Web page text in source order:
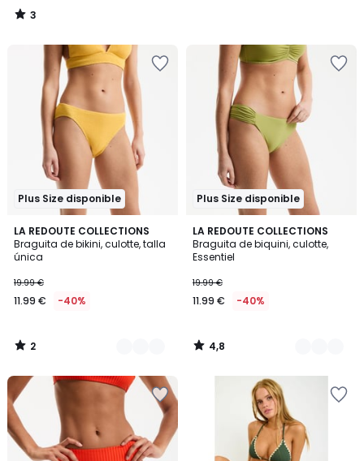
3
/
Plus Size disponible
LA REDOUTE COLLECTIONS
Braguita de bikini, culotte, talla
única
19.99 €
11.99 € -40%
2
/
5
3
Colores
2
/
Plus Size disponible
LA REDOUTE COLLECTIONS
Braguita de biquini, culotte,
Essentiel
19.99 €
11.99 € -40%
4,8
/ 5
3
Colores
4,8
/